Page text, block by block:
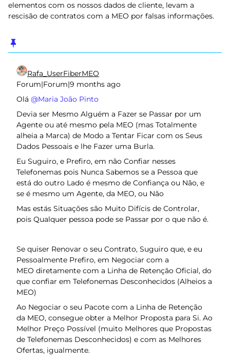
elementos com os nossos dados de cliente, levam a
rescisão de contratos com a MEO por falsas informações.
Rafa_UserFiberMEO
Forum|Forum|9 months ago
Olá ​ @Maria João Pinto
Devia ser Mesmo Alguém a Fazer se Passar por um
Agente ou até mesmo pela MEO (mas Totalmente
alheia a Marca) de Modo a Tentar Ficar com os Seus
Dados Pessoais e lhe Fazer uma Burla.
Eu Suguiro, e Prefiro, em não Confiar nesses
Telefonemas pois Nunca Sabemos se a Pessoa que
está do outro Lado é mesmo de Confiança ou Não, e
se é mesmo um Agente, da MEO, ou Não
Mas estás Situações são Muito Difícis de Controlar,
pois Qualquer pessoa pode se Passar por o que não é.
Se quiser Renovar o seu Contrato, Suguiro que, e eu
Pessoalmente Prefiro, em Negociar com a
MEO diretamente com a Linha de Retenção Oficial, do
que confiar em Telefonemas Desconhecidos (Alheios a
MEO)
Ao Negociar o seu Pacote com a Linha de Retenção
da MEO, consegue obter a Melhor Proposta para Si. Ao
Melhor Preço Possível (muito Melhores que Propostas
de Telefonemas Desconhecidos) e com as Melhores
Ofertas, igualmente.